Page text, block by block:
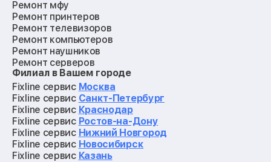
Ремонт мфу
Ремонт принтеров
Ремонт телевизоров
Ремонт компьютеров
Ремонт наушников
Ремонт серверов
Ремонт мониторов
Ремонт квадрокоптеров
Ремонт электросамокатов
Ремонт материнских плат
Ремонт видеокарт
Ремонт кофемашин
Ремонт vr систем
Ремонт игровых приставок
Филиал в Вашем городе
Fixline сервис Москва
Fixline сервис Санкт-Петербург
Fixline сервис Краснодар
Fixline сервис Ростов-на-Дону
Fixline сервис Нижний Новгород
Fixline сервис Новосибирск
Fixline сервис Казань